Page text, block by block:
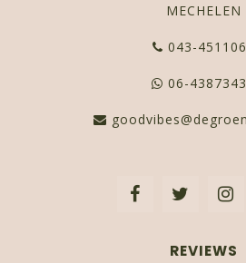
MECHELEN
043-
06-
REVIEWS